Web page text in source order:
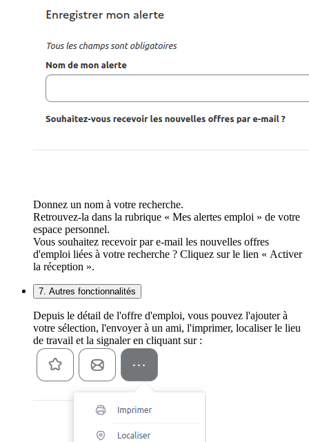
Donnez un nom à votre recherche.
Retrouvez-la dans la rubrique « Mes alertes emploi » de votre
espace personnel.
Vous souhaitez recevoir par e-mail les nouvelles offres
d'emploi liées à votre recherche ? Cliquez sur le lien « Activer
la réception ».
7. Autres fonctionnalités
Depuis le détail de l'offre d'emploi, vous pouvez l'ajouter à
votre sélection, l'envoyer à un ami, l'imprimer, localiser le lieu
de travail et la signaler en cliquant sur :